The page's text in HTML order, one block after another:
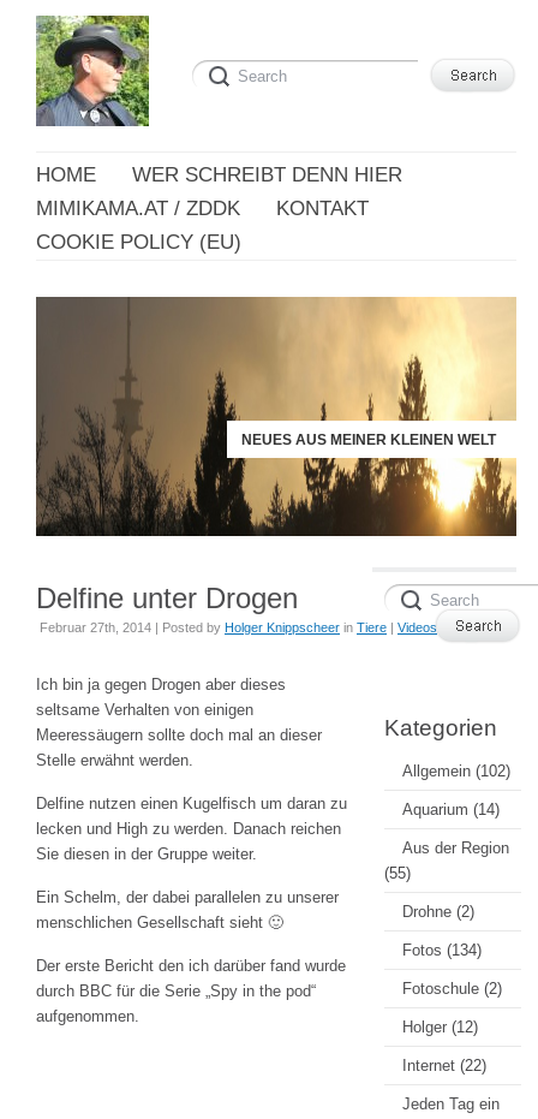
HOME
WER SCHREIBT DENN HIER
MIMIKAMA.AT / ZDDK
KONTAKT
COOKIE POLICY (EU)
NEUES AUS MEINER KLEINEN WELT
Delfine unter Drogen
Februar 27th, 2014 | Posted by Holger Knippscheer in Tiere | Videos
Ich bin ja gegen Drogen aber dieses
seltsame Verhalten von einigen
Meeressäugern sollte doch mal an dieser
Stelle erwähnt werden.
Delfine nutzen einen Kugelfisch um daran zu
lecken und High zu werden. Danach reichen
Sie diesen in der Gruppe weiter.
Ein Schelm, der dabei parallelen zu unserer
menschlichen Gesellschaft sieht 🙂
Der erste Bericht den ich darüber fand wurde
durch BBC für die Serie „Spy in the pod“
aufgenommen.
Kategorien
Allgemein (102)
Aquarium (14)
Aus der Region
(55)
Drohne (2)
Fotos (134)
Fotoschule (2)
Holger (12)
Internet (22)
Jeden Tag ein